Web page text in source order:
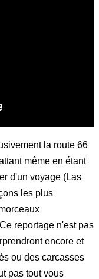
la route 66
même en étant
d'un voyage (Las
les plus
reportage n'est pas
encore et
ou des carcasses
pas tout vous